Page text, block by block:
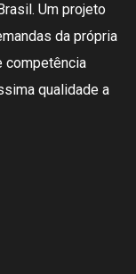
Um projeto
da própria
competência
qualidade a